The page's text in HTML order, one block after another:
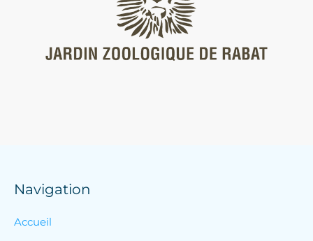
Navigation
Accueil